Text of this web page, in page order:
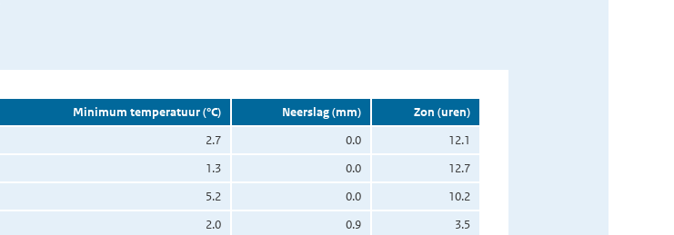
Minimum temperatuur (°C) Neerslag (mm)
Zon (uren)
2.7 0.0
12.1
1.3 0.0
12.7
5.2 0.0
10.2
2.0 0.9
3.5